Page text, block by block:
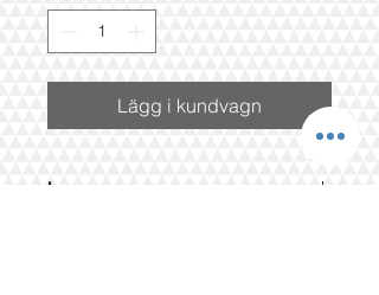
Lägg i kundvagn
kuvaus